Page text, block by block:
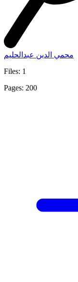
محمي الدين عبدالحليم
Files: 1
Pages: 200